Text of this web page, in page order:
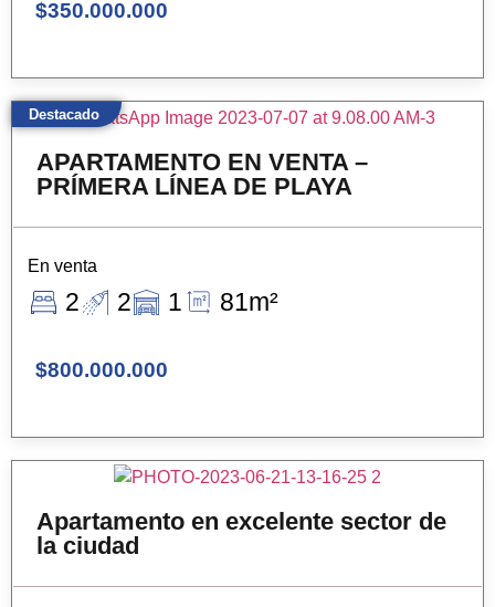
$350.000.000
APARTAMENTO EN VENTA –
PRÍMERA LÍNEA DE PLAYA
En venta
2 2 1 81m²
$800.000.000
Destacado
Apartamento en excelente sector de
la ciudad